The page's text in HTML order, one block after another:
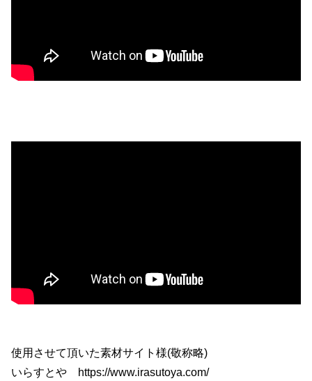
使用させて頂いた素材サイト様(敬称略)
いらすとや https://www.irasutoya.com/